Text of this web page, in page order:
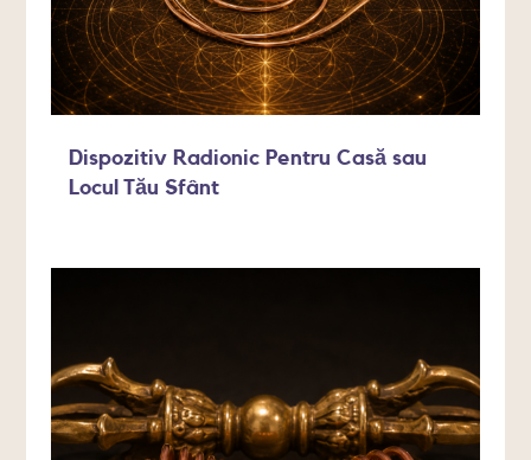
Dispozitiv Radionic Pentru Casă sau
Locul Tău Sfânt